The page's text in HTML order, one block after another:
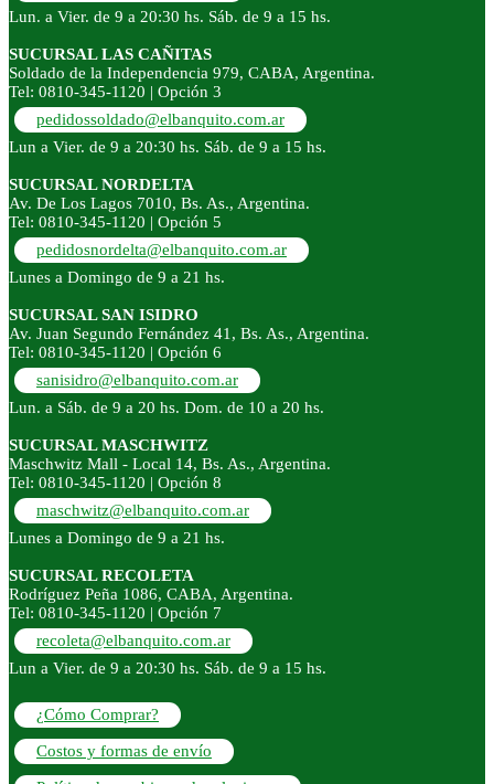
Lun. a Vier. de 9 a 20:30 hs. Sáb. de 9 a 15 hs.
SUCURSAL LAS CAÑITAS
Soldado de la Independencia 979, CABA, Argentina.
Tel: 0810-345-1120 | Opción 3
pedidossoldado@elbanquito.com.ar
Lun a Vier. de 9 a 20:30 hs. Sáb. de 9 a 15 hs.
SUCURSAL NORDELTA
Av. De Los Lagos 7010, Bs. As., Argentina.
Tel: 0810-345-1120 | Opción 5
pedidosnordelta@elbanquito.com.ar
Lunes a Domingo de 9 a 21 hs.
SUCURSAL SAN ISIDRO
Av. Juan Segundo Fernández 41, Bs. As., Argentina.
Tel: 0810-345-1120 | Opción 6
sanisidro@elbanquito.com.ar
Lun. a Sáb. de 9 a 20 hs. Dom. de 10 a 20 hs.
SUCURSAL MASCHWITZ
Maschwitz Mall - Local 14, Bs. As., Argentina.
Tel: 0810-345-1120 | Opción 8
maschwitz@elbanquito.com.ar
Lunes a Domingo de 9 a 21 hs.
SUCURSAL RECOLETA
Rodríguez Peña 1086, CABA, Argentina.
Tel: 0810-345-1120 | Opción 7
recoleta@elbanquito.com.ar
Lun a Vier. de 9 a 20:30 hs. Sáb. de 9 a 15 hs.
¿Cómo Comprar?
Costos y formas de envío